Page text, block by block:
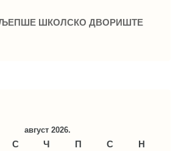
ЉЕПШЕ ШКОЛСКО ДВОРИШТЕ
август 2026.
С Ч П С
Н